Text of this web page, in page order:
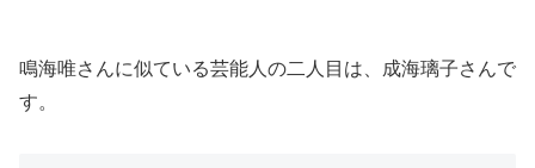
鳴海唯さんに似ている芸能人の二人目は、成海璃子さんで
す。